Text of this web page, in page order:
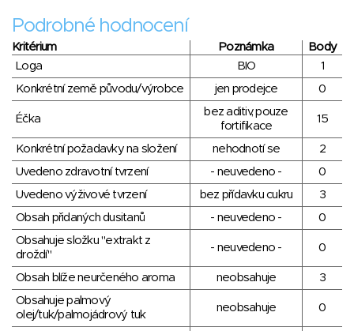
Podrobné hodnocení
Kritérium Poznámka
Body
Loga
BIO
1
Konkrétní země původu/výrobce
jen prodejce 0
Éčka
bez aditiv, pouze
fortifikace
15
Konkrétní požadavky na složení nehodnotí se
2
Uvedeno zdravotní tvrzení
- neuvedeno -
0
Uvedeno výživové tvrzení
bez přídavku cukru
3
Obsah přidaných dusitanů
- neuvedeno -
0
Obsahuje složku "extrakt z
droždí"
- neuvedeno - 0
Obsah blíže neurčeného aroma neobsahuje
3
Obsahuje palmový
olej/tuk/palmojádrový tuk
neobsahuje 0